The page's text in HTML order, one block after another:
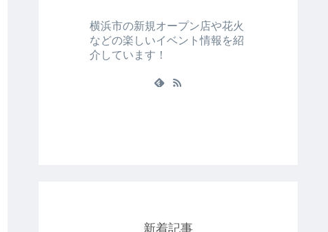
横浜市の新規オープン店や花火
などの楽しいイベント情報を紹
介しています！
新着記事